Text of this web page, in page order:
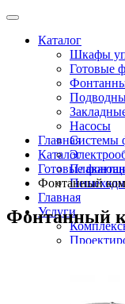
Каталог
Шкафы
Готовые
Насосы
Системы
Главная
Услуги
Главная
Каталог
Готовые
Фонтанный
Фонтанный